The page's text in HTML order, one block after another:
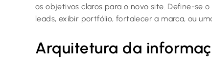
os objetivos claros para o novo site. Define-se
leads, exibir portfólio, fortalecer a marca, ou
Arquitetura da